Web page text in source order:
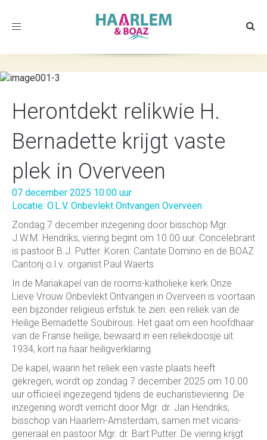
Toggle
Herontdekt relikwie H.
Bernadette krijgt vaste
plek in Overveen
07 december 2025 10:00 uur
Locatie: O.L.V. Onbevlekt Ontvangen Overveen
Zondag 7 december inzegening door bisschop Mgr.
J.W.M. Hendriks, viering begint om 10.00 uur. Concelebrant
is pastoor B.J. Putter. Koren: Cantate Domino en de BOAZ
Cantorij o.l.v. organist Paul Waerts
In de Mariakapel van de rooms-katholieke kerk Onze
Lieve Vrouw Onbevlekt Ontvangen in Overveen is voortaan
een bijzonder religieus erfstuk te zien: een reliek van de
Heilige Bernadette Soubirous. Het gaat om een hoofdhaar
van de Franse heilige, bewaard in een reliekdoosje uit
1934, kort na haar heiligverklaring.
De kapel, waarin het reliek een vaste plaats heeft
gekregen, wordt op zondag 7 december 2025 om 10.00
uur officieel ingezegend tijdens de eucharistieviering. De
inzegening wordt verricht door Mgr. dr. Jan Hendriks,
bisschop van Haarlem-Amsterdam, samen met vicaris-
generaal en pastoor Mgr. dr. Bart Putter. De viering krijgt